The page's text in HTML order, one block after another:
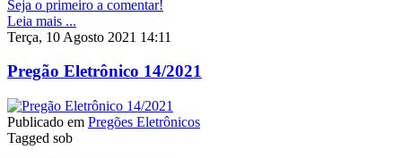
Seja o primeiro a comentar!
Leia mais ...
Terça, 10 Agosto 2021 14:11
Pregão Eletrônico 14/2021
Publicado em Pregões Eletrônicos
Tagged sob